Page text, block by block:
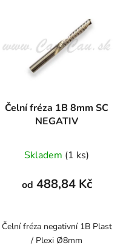
Čelní fréza 1B 8mm SC
NEGATIV
Skladem (1 ks)
od 488,84 Kč
Čelní fréza negativní 1B Plast
/ Plexi Ø8mm